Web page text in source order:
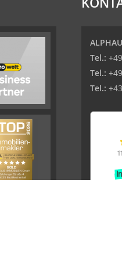
Tel.:
Tel.:
Tel.: